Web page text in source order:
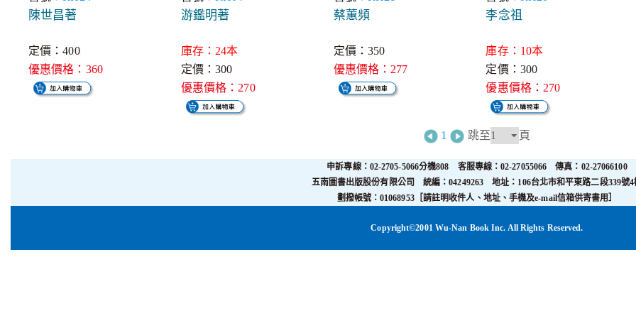
陳世昌著
定價：400
優惠價格：360
游鑑明著
庫存：24本
定價：300
優惠價格：270
蔡蕙頻
定價：350
優惠價格：277
李念祖
庫存：10本
定價：300
優惠價格：270
1 跳至 頁
申訴專線：02-2705-5066分機808 客服專線：02-27055066 傳真：02-27066100
五南圖書出版股份有限公司 統編：04249263 地址：106台北市和平東路二段339號4
劃撥帳號：01068953［請註明收件人、地址、手機及e-mail信箱供寄書用］
Copyright©2001 Wu-Nan Book Inc. All Rights Reserved.